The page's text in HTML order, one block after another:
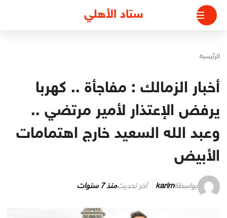
التجاوز
المحتوى
ستاد الأهلي
الرئيسية
أخبار الزمالك : مفاجأة .. كهربا
يرفض الإعتذار لأمير مرتضي ..
وعبد الله السعيد خارج اهتمامات
الأبيض
بواسطةkarim آخر تحديثمنذ 7 سنوات